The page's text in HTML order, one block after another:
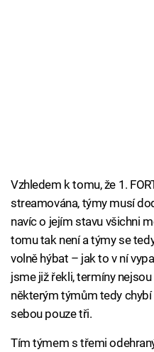
Vzhledem k tomu, že 1.
streamována, týmy musí
navíc o jejím stavu všichni
tomu tak není a týmy se
volně hýbat – jak to v ní
jsme již řekli, termíny
některým týmům tedy chybí
sebou pouze tři.
Tím týmem s třemi